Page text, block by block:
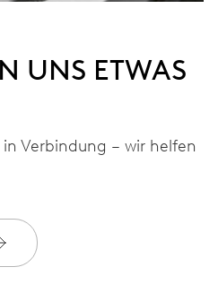
UNS ETWAS
Verbindung – wir helfen